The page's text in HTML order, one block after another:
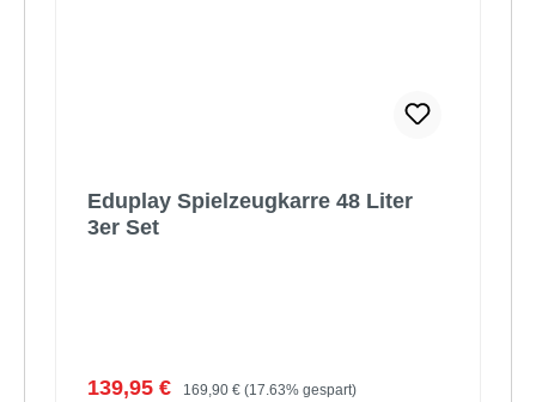
Eduplay Spielzeugkarre 48 Liter
3er Set
Verkaufspreis:
139,95 € Regulärer Preis:
169,90 € (17.63% gespart)